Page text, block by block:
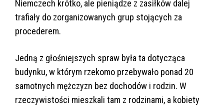
Niemczech krótko, ale pieniądze z zasiłków dalej
trafiały do zorganizowanych grup stojących za
procederem.
Jedną z głośniejszych spraw była ta dotycząca
budynku, w którym rzekomo przebywało ponad 20
samotnych mężczyzn bez dochodów i rodzin. W
rzeczywistości mieszkali tam z rodzinami, a kobiety